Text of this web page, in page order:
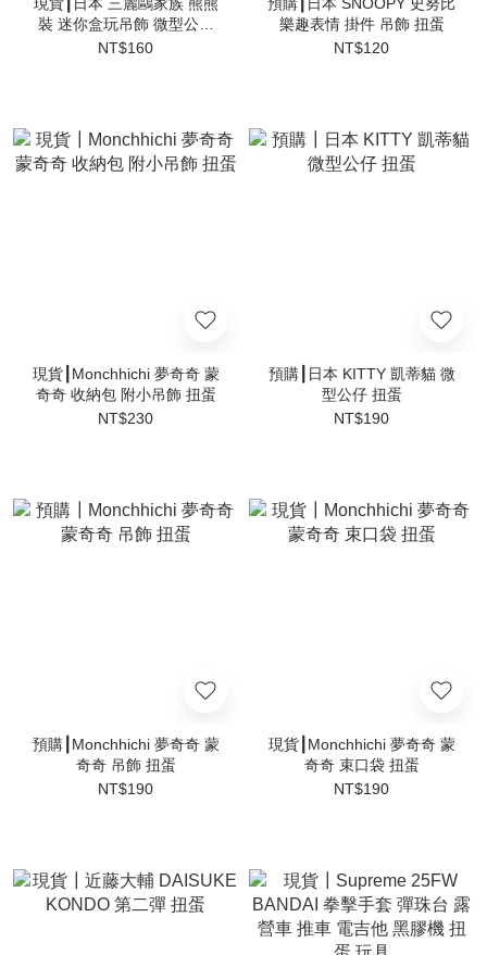
裝 迷你盒玩吊飾 微型公仔
扭蛋
NT$160
樂趣表情 掛件 吊飾 扭蛋
NT$120
現貨┃Monchhichi 夢奇奇 蒙
奇奇 收納包 附小吊飾 扭蛋
NT$230
預購┃日本 KITTY 凱蒂貓 微
型公仔 扭蛋
NT$190
預購┃Monchhichi 夢奇奇 蒙
奇奇 吊飾 扭蛋
NT$190
現貨┃Monchhichi 夢奇奇 蒙
奇奇 束口袋 扭蛋
NT$190